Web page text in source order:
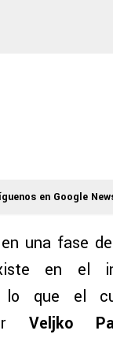
en Google
una fase
en el
lo que el
Veljko